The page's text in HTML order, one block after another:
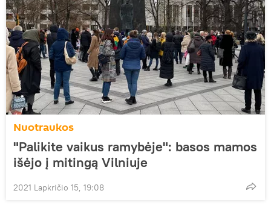
Nuotraukos
"Palikite vaikus ramybėje": basos mamos
išėjo į mitingą Vilniuje
2021 Lapkričio 15, 19:08